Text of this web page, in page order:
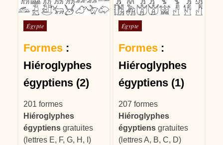
Posté dans
Égypte
Formes :
Hiéroglyphes
égyptiens (2)
201 formes
Hiéroglyphes
égyptiens gratuites
(lettres E, F, G, H, I)
Posté dans
Égypte
Formes:
Hiéroglyphes
égyptiens (1)
207 formes
Hiéroglyphes
égyptiensgratuites
(lettres A, B, C, D)